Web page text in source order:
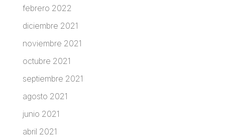
febrero 2022
diciembre 2021
noviembre 2021
octubre 2021
septiembre 2021
agosto 2021
junio 2021
abril 2021